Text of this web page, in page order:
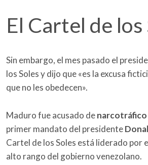
El Cartel de
Sin embargo, el mes pasado el
los Soles y dijo que «es la excusa
que no les obedecen».
Maduro fue acusado denarcotráfico
primer mandato del presidente
Cartel de los Soles está liderado por
alto rango del gobierno venezolano.